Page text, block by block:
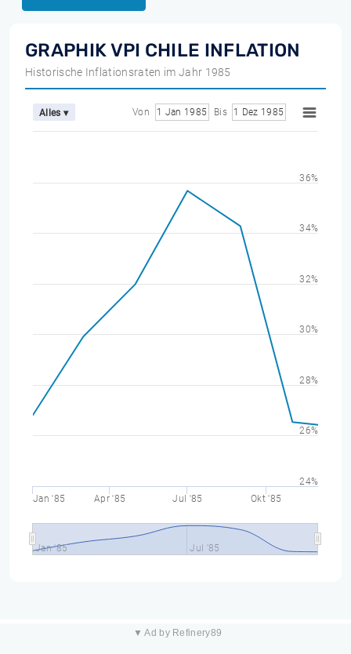
GRAPHIK VPI CHILE INFLATION
Historische Inflationsraten im Jahr 1985
Alles ▾ Von 1 Jan 1985 Bis 1 Dez 1985
Jan '85 Apr '85 Jul '85 Okt '85
Jan '85 Jul '85
24%
26%
28%
30%
32%
34%
36%
▼ Ad by Refinery89